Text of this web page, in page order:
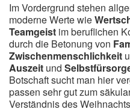
Im Vordergrund stehen
moderne Werte wie
Teamgeist im beruflichen
durch die Betonung von
Zwischenmenschlichkeit
Auszeit und
Botschaft sucht man hier
passen sehr gut zum
Verständnis des